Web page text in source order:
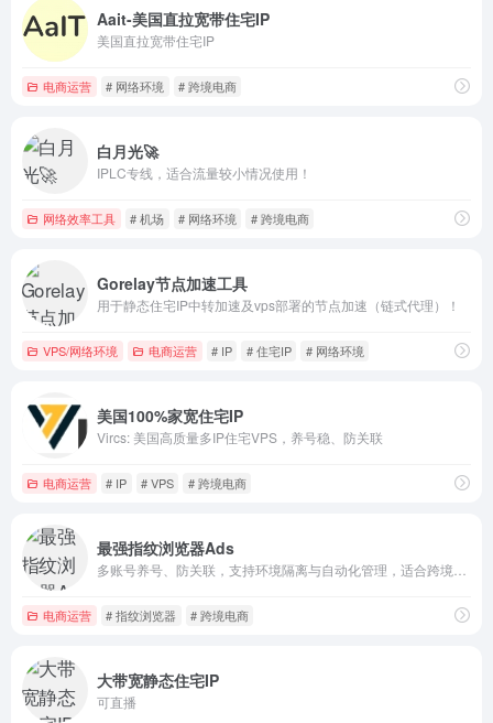
Aait-美国直拉宽带住宅IP
美国直拉宽带住宅IP
电商运营 # 网络环境 # 跨境电商
白月光🚀
IPLC专线，适合流量较小情况使用！
网络效率工具 # 机场 # 网络环境 # 跨境电商
Gorelay节点加速工具
用于静态住宅IP中转加速及vps部署的节点加速（链式代理）！
VPS/网络环境 电商运营 # IP # 住宅IP # 网络环境
美国100%家宽住宅IP
Vircs: 美国高质量多IP住宅VPS，养号稳、防关联
电商运营 # IP # VPS # 跨境电商
最强指纹浏览器Ads
电商运营 # 指纹浏览器 # 跨境电商
大带宽静态住宅IP
可直播